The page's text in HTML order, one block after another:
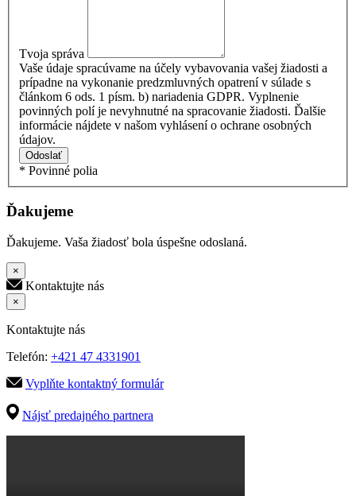
Tvoja správa
Vaše údaje spracúvame na účely vybavovania vašej žiadosti a
prípadne na vykonanie predzmluvných opatrení v súlade s
článkom 6 ods. 1 písm. b) nariadenia GDPR. Vyplnenie
povinných polí je nevyhnutné na spracovanie žiadosti. Ďalšie
informácie nájdete v našom vyhlásení o ochrane osobných
údajov.
Odoslať
* Povinné polia
Ďakujeme
Ďakujeme. Vaša žiadosť bola úspešne odoslaná.
×
Kontaktujte nás
×
Kontaktujte nás
Telefón: +421 47 4331901
Vyplňte kontaktný formulár
Nájsť predajného partnera